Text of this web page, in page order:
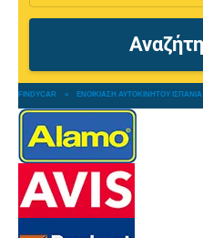
FINDYCAR » ΕΝΟΙΚΊΑΣΗ ΑΥΤΟΚΙΝΉΤΟΥ ΙΣΠΑΝΊΑ